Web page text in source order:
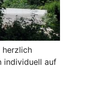
herzlich
individuell auf